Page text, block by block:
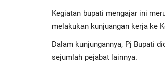
Kegiatan bupati mengajar ini
melakukan kunjuangan kerja ke
Dalam kunjungannya, Pj Bupati
sejumlah pejabat lainnya.